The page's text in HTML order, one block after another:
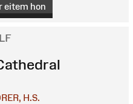
eitem hon
H.S.